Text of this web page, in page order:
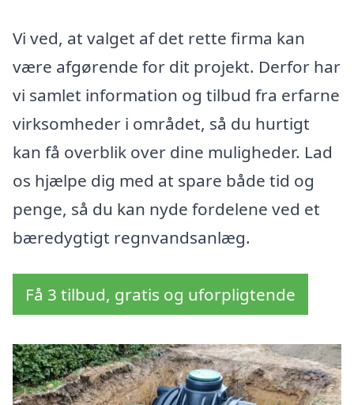
Vi ved, at valget af det rette firma kan
være afgørende for dit projekt. Derfor har
vi samlet information og tilbud fra erfarne
virksomheder i området, så du hurtigt
kan få overblik over dine muligheder. Lad
os hjælpe dig med at spare både tid og
penge, så du kan nyde fordelene ved et
bæredygtigt regnvandsanlæg.
Få 3 tilbud, gratis og uforpligtende